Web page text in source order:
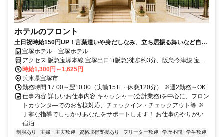
ホテルのフロント
土日祝時給150円UP！言葉遣いや身だしなみ、立ち居振る舞いなど自分
磨きにも繋がるホテルスタッフです
宝塚ホテル 宝塚ホテル
アクセス 阪急宝塚本線 宝塚出口1(阪急)徒歩約3分、阪急今津線 宝塚
出口1(阪急)徒歩約3分、ＪＲ福知山線〔宝塚線〕 宝塚出口1(阪急)徒
歩約3分 阪急宝塚駅より徒歩約4分、JR宝塚駅より徒歩約7分
時給1,300円～1,625円
兵庫県宝塚市
勤務時間 17:00～翌10:00（実働15Ｈ・休憩120分） ※週2勤務～OK
仕事内容 詳しいお仕事内容 キャッシャー(会計業務)を中心に、フロン
トカウンタ―でのお客様対応、チェックイン・チェックアウト等 ※
丁寧な指導でしっかりあなたをサポートします！ お仕事のやりがい
宿泊...
制服あり 主婦・主夫歓迎 資格取得支援あり フリーター歓迎 学歴不問
学生歓迎